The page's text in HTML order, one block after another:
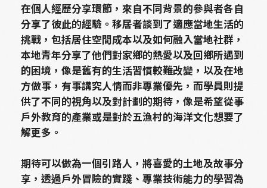
在個人經歷分享環節，來自不同背景的參與者各自
分享了彼此的經驗。 移居者談到了適應當地生活的
挑戰，包括居住空間成本以及如何融入當地社群，
本地青年分享了他們對家鄉的熱愛以及回鄉所遇到
的困境，像是舊有的生活習慣較難改變，以及在地
方做事，有事講究人情而非專業優先，而學員則提
供了不同的視角以及對計劃的期待，像是希望從事
戶外教育的產業或是對於五漁村的海洋文化想要了
解更多。
期待可以做為一個引路人，將喜愛的土地及故事分
享，透過戶外冒險的實踐、專業技術能力的學習為